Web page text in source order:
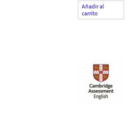
Añadir al
carrito